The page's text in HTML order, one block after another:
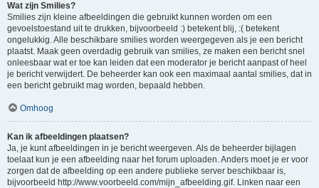
Wat zijn Smilies?
Smilies zijn kleine afbeeldingen die gebruikt kunnen worden om een
gevoelstoestand uit te drukken, bijvoorbeeld :) betekent blij, :( betekent
ongelukkig. Alle beschikbare smilies worden weergegeven als je een bericht
plaatst. Maak geen overdadig gebruik van smilies, ze maken een bericht snel
onleesbaar wat er toe kan leiden dat een moderator je bericht aanpast of heel
je bericht verwijdert. De beheerder kan ook een maximaal aantal smilies, dat in
een bericht gebruikt mag worden, bepaald hebben.
Omhoog
Kan ik afbeeldingen plaatsen?
Ja, je kunt afbeeldingen in je bericht weergeven. Als de beheerder bijlagen
toelaat kun je een afbeelding naar het forum uploaden. Anders moet je er voor
zorgen dat de afbeelding op een andere publieke server beschikbaar is,
bijvoorbeeld http://www.voorbeeld.com/mijn_afbeelding.gif. Linken naar een